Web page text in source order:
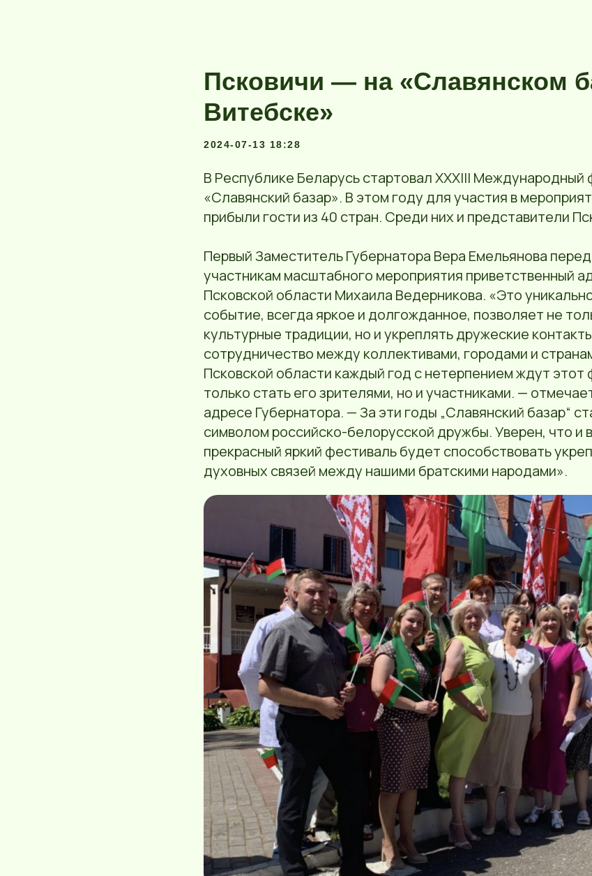
Псковичи — на «Славянском
Витебске»
2024-07-13 18:28
В Республике Беларусь стартовал ХХXIII Международный
«Славянский базар». В этом году для участия в
прибыли гости из 40 стран. Среди них и представители
Первый Заместитель Губернатора Вера Емельянова
участникам масштабного мероприятия приветственный
Псковской области Михаила Ведерникова. «Это
событие, всегда яркое и долгожданное, позволяет не
культурные традиции, но и укреплять дружеские
сотрудничество между коллективами, городами и
Псковской области каждый год с нетерпением ждут этот
только стать его зрителями, но и участниками. —
адресе Губернатора. — За эти годы „Славянский базар“
символом российско-белорусской дружбы. Уверен, что и
прекрасный яркий фестиваль будет способствовать
духовных связей между нашими братскими народами».